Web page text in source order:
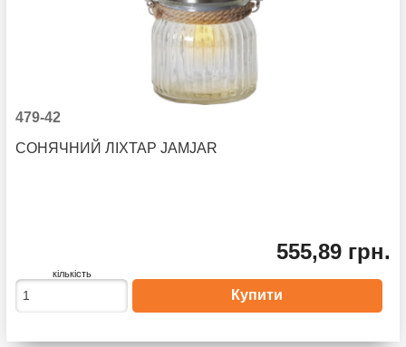
479-42
СОНЯЧНИЙ ЛІХТАР JAMJAR
555,89 грн.
кількість